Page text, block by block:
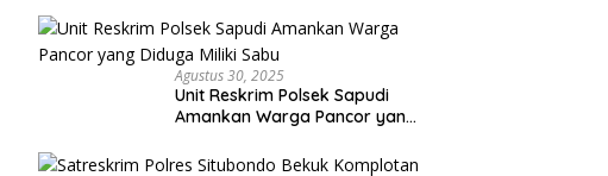
Capai Miliaran Rupiah
Agustus 30, 2025
Unit Reskrim Polsek Sapudi
Amankan Warga Pancor yang